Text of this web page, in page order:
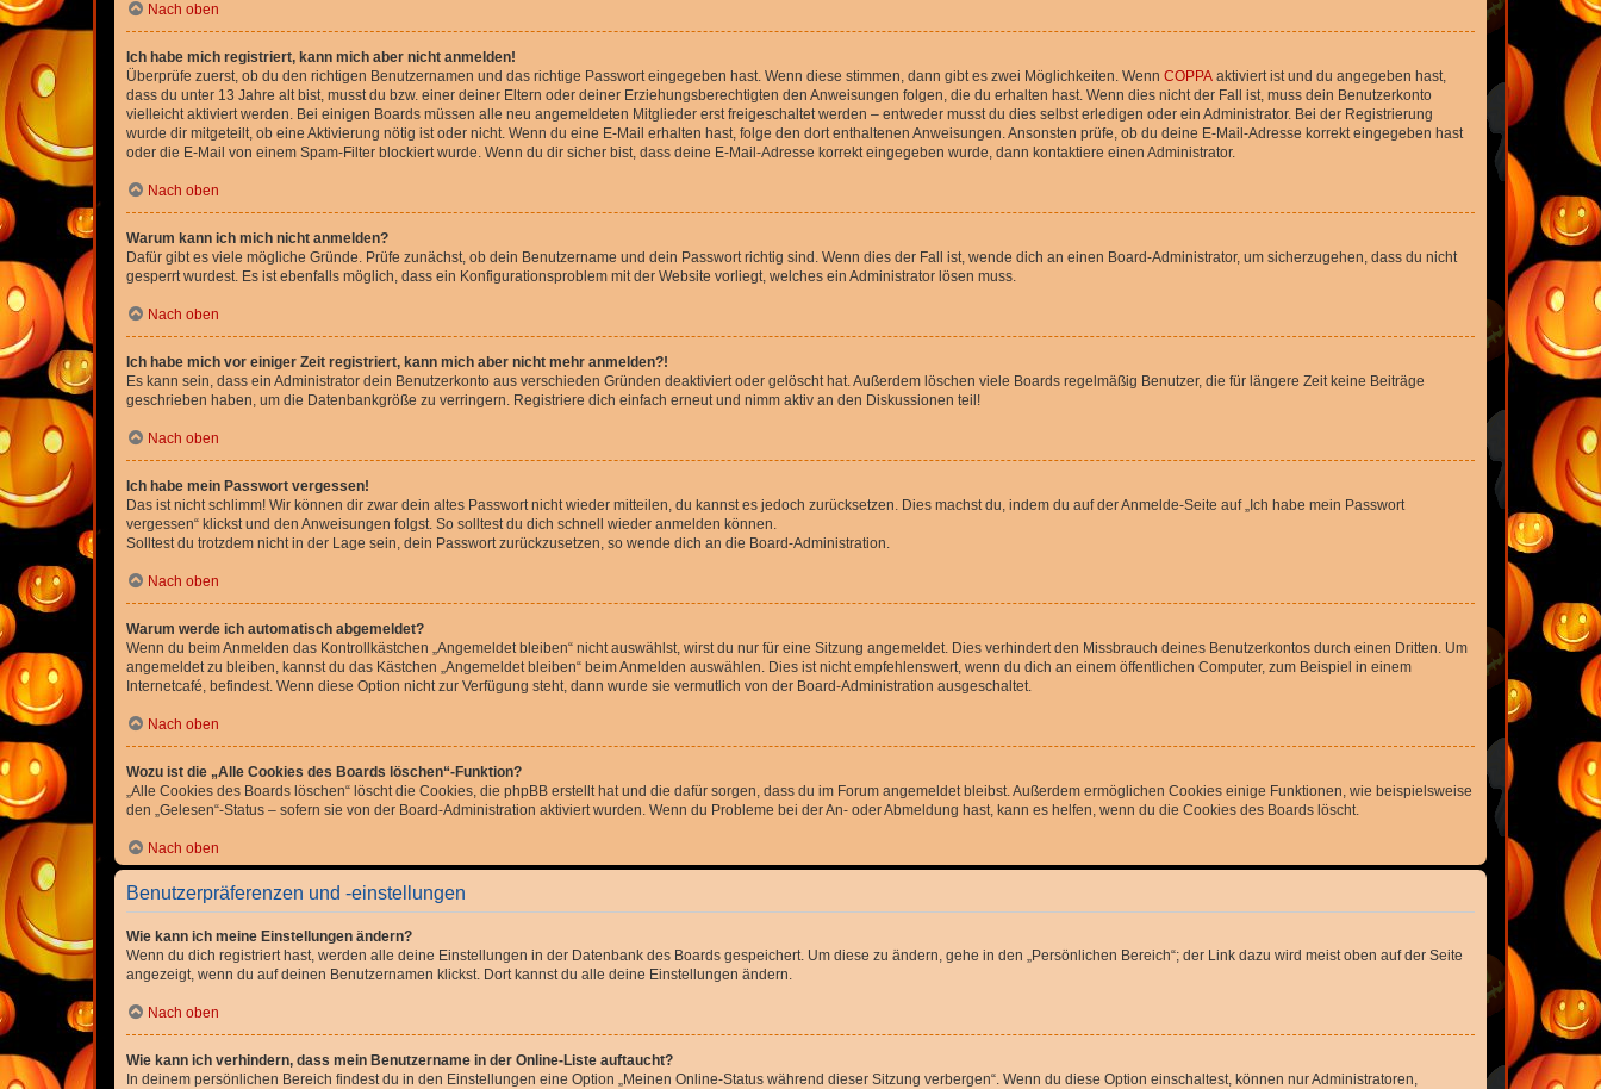
Nach oben
Ich habe mich registriert, kann mich aber nicht anmelden!
Überprüfe zuerst, ob du den richtigen Benutzernamen und das richtige Passwort eingegeben hast. Wenn diese stimmen, dann gibt es zwei Möglichkeiten. Wenn COPPA aktiviert ist und du angegeben hast,
dass du unter 13 Jahre alt bist, musst du bzw. einer deiner Eltern oder deiner Erziehungsberechtigten den Anweisungen folgen, die du erhalten hast. Wenn dies nicht der Fall ist, muss dein Benutzerkonto
vielleicht aktiviert werden. Bei einigen Boards müssen alle neu angemeldeten Mitglieder erst freigeschaltet werden – entweder musst du dies selbst erledigen oder ein Administrator. Bei der Registrierung
wurde dir mitgeteilt, ob eine Aktivierung nötig ist oder nicht. Wenn du eine E-Mail erhalten hast, folge den dort enthaltenen Anweisungen. Ansonsten prüfe, ob du deine E-Mail-Adresse korrekt eingegeben hast
oder die E-Mail von einem Spam-Filter blockiert wurde. Wenn du dir sicher bist, dass deine E-Mail-Adresse korrekt eingegeben wurde, dann kontaktiere einen Administrator.
Nach oben
Warum kann ich mich nicht anmelden?
Dafür gibt es viele mögliche Gründe. Prüfe zunächst, ob dein Benutzername und dein Passwort richtig sind. Wenn dies der Fall ist, wende dich an einen Board-Administrator, um sicherzugehen, dass du nicht
gesperrt wurdest. Es ist ebenfalls möglich, dass ein Konfigurationsproblem mit der Website vorliegt, welches ein Administrator lösen muss.
Nach oben
Ich habe mich vor einiger Zeit registriert, kann mich aber nicht mehr anmelden?!
Es kann sein, dass ein Administrator dein Benutzerkonto aus verschieden Gründen deaktiviert oder gelöscht hat. Außerdem löschen viele Boards regelmäßig Benutzer, die für längere Zeit keine Beiträge
geschrieben haben, um die Datenbankgröße zu verringern. Registriere dich einfach erneut und nimm aktiv an den Diskussionen teil!
Nach oben
Ich habe mein Passwort vergessen!
Das ist nicht schlimm! Wir können dir zwar dein altes Passwort nicht wieder mitteilen, du kannst es jedoch zurücksetzen. Dies machst du, indem du auf der Anmelde-Seite auf „Ich habe mein Passwort
vergessen“ klickst und den Anweisungen folgst. So solltest du dich schnell wieder anmelden können.
Solltest du trotzdem nicht in der Lage sein, dein Passwort zurückzusetzen, so wende dich an die Board-Administration.
Nach oben
Warum werde ich automatisch abgemeldet?
Wenn du beim Anmelden das Kontrollkästchen „Angemeldet bleiben“ nicht auswählst, wirst du nur für eine Sitzung angemeldet. Dies verhindert den Missbrauch deines Benutzerkontos durch einen Dritten. Um
angemeldet zu bleiben, kannst du das Kästchen „Angemeldet bleiben“ beim Anmelden auswählen. Dies ist nicht empfehlenswert, wenn du dich an einem öffentlichen Computer, zum Beispiel in einem
Internetcafé, befindest. Wenn diese Option nicht zur Verfügung steht, dann wurde sie vermutlich von der Board-Administration ausgeschaltet.
Nach oben
Wozu ist die „Alle Cookies des Boards löschen“-Funktion?
„Alle Cookies des Boards löschen“ löscht die Cookies, die phpBB erstellt hat und die dafür sorgen, dass du im Forum angemeldet bleibst. Außerdem ermöglichen Cookies einige Funktionen, wie beispielsweise
den „Gelesen“-Status – sofern sie von der Board-Administration aktiviert wurden. Wenn du Probleme bei der An- oder Abmeldung hast, kann es helfen, wenn du die Cookies des Boards löscht.
Nach oben
Benutzerpräferenzen und -einstellungen
Wie kann ich meine Einstellungen ändern?
Wenn du dich registriert hast, werden alle deine Einstellungen in der Datenbank des Boards gespeichert. Um diese zu ändern, gehe in den „Persönlichen Bereich“; der Link dazu wird meist oben auf der Seite
angezeigt, wenn du auf deinen Benutzernamen klickst. Dort kannst du alle deine Einstellungen ändern.
Nach oben
Wie kann ich verhindern, dass mein Benutzername in der Online-Liste auftaucht?
In deinem persönlichen Bereich findest du in den Einstellungen eine Option „Meinen Online-Status während dieser Sitzung verbergen“. Wenn du diese Option einschaltest, können nur Administratoren,